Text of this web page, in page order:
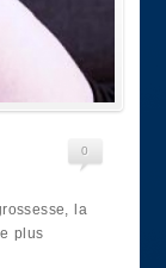
0
la
plus